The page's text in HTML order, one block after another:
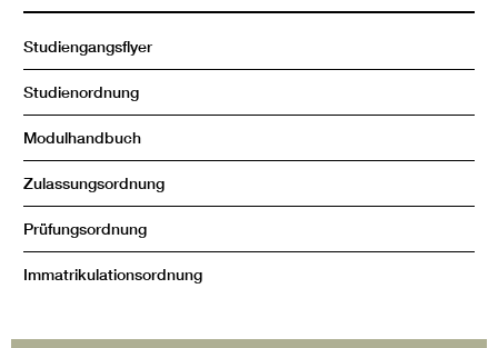
Studiengangsflyer
Studienordnung
Modulhandbuch
Zulassungsordnung
Prüfungsordnung
Immatrikulationsordnung